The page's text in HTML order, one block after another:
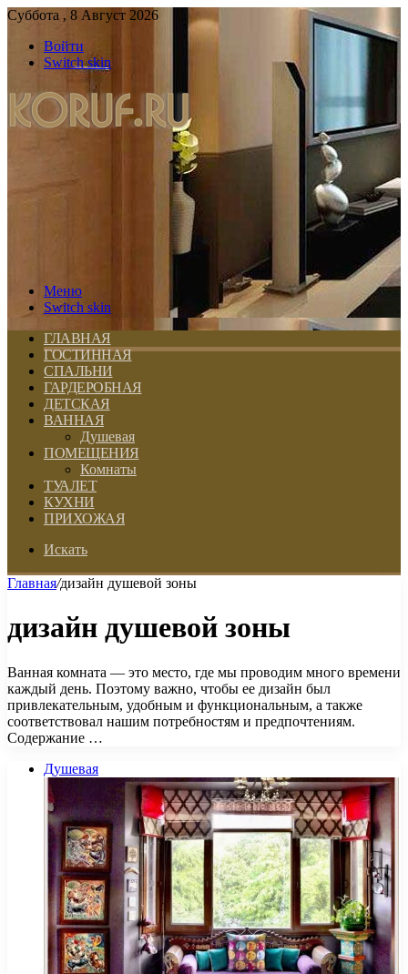
Суббота , 8 Август 2026
Войти
Switch skin
Меню
Switch skin
ГЛАВНАЯ
ГОСТИННАЯ
СПАЛЬНИ
ГАРДЕРОБНАЯ
ДЕТСКАЯ
ВАННАЯ
Душевая
ПОМЕЩЕНИЯ
Комнаты
ТУАЛЕТ
КУХНИ
ПРИХОЖАЯ
Искать
Главная/дизайн душевой зоны
дизайн душевой зоны
Ванная комната — это место, где мы проводим много времени
каждый день. Поэтому важно, чтобы ее дизайн был
привлекательным, удобным и функциональным, а также
соответствовал нашим потребностям и предпочтениям.
Содержание …
Душевая